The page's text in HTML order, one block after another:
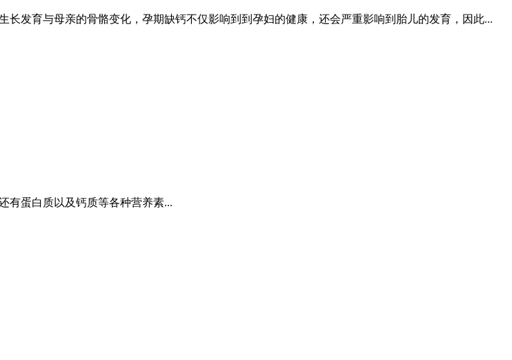
发育与母亲的骨骼变化，孕期缺钙不仅影响到到孕妇的健康，还会严重影响到胎儿的发育，因此...
有蛋白质以及钙质等各种营养素...